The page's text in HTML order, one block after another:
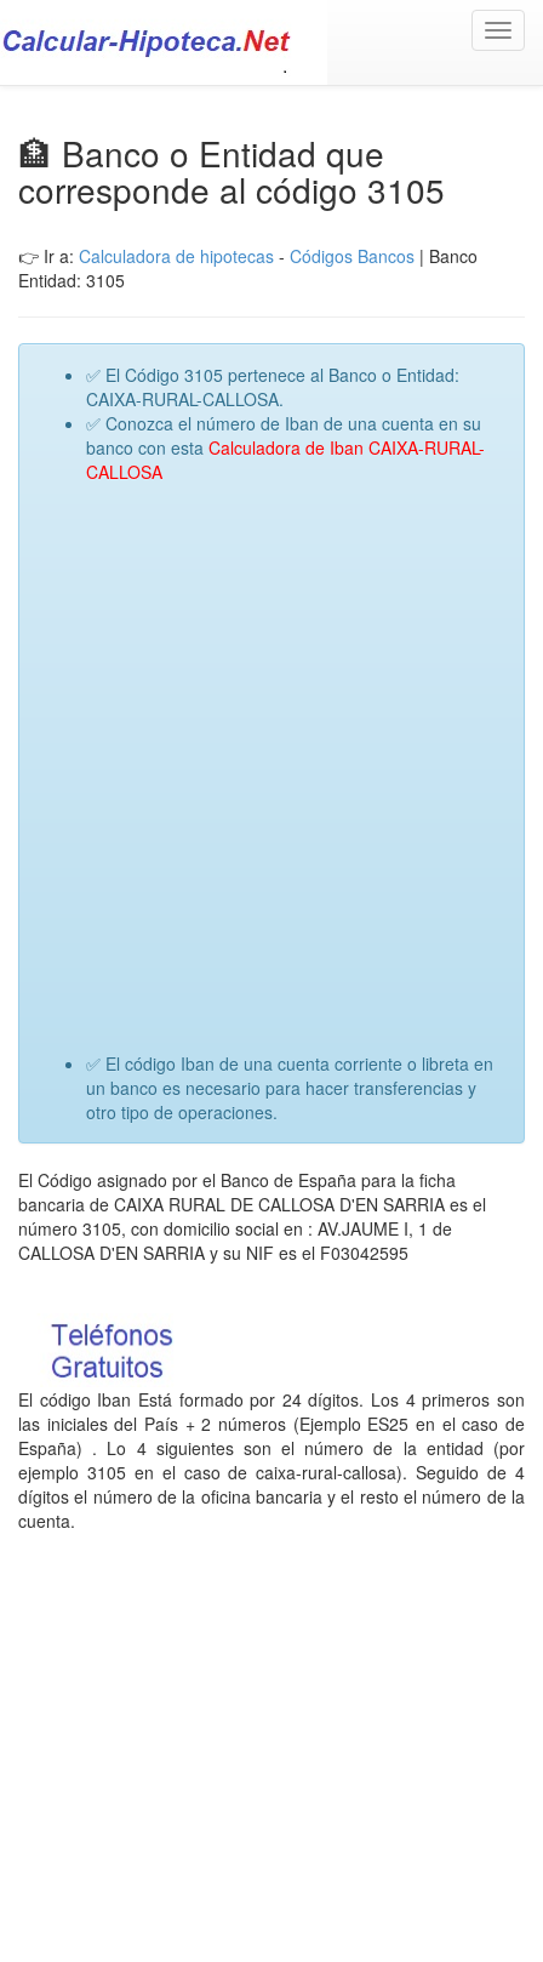
🏦 Banco o Entidad que
corresponde al código 3105
👉 Ir a: Calculadora de hipotecas - Códigos Bancos | Banco
Entidad: 3105
✅ El Código 3105 pertenece al Banco o Entidad:
CAIXA-RURAL-CALLOSA.
✅ Conozca el número de Iban de una cuenta en su
banco con esta Calculadora de Iban CAIXA-RURAL-
CALLOSA
✅ El código Iban de una cuenta corriente o libreta en
un banco es necesario para hacer transferencias y
otro tipo de operaciones.
El Código asignado por el Banco de España para la ficha
bancaria de CAIXA RURAL DE CALLOSA D'EN SARRIA es el
número 3105, con domicilio social en : AV.JAUME I, 1 de
CALLOSA D'EN SARRIA y su NIF es el F03042595
El código Iban Está formado por 24 dígitos. Los 4 primeros son
las iniciales del País + 2 números (Ejemplo ES25 en el caso de
España) . Lo 4 siguientes son el número de la entidad (por
ejemplo 3105 en el caso de caixa-rural-callosa). Seguido de 4
dígitos el número de la oficina bancaria y el resto el número de la
cuenta.